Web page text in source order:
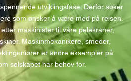
utviklingsfase. Derfor søker
som ønsker å være med på reisen.
maskinister til våre pelekraner,
Maskinmekanikere, smeder,
er andre eksempler på
selskapet har behov for.